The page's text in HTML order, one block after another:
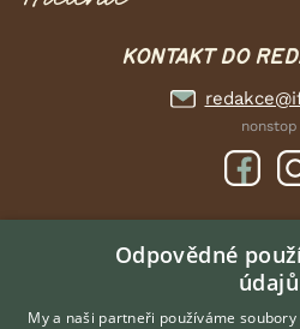
KONTAKT DO
nonstop
DOMOVSKÁ
INZERCE
DISKUSE
Odpovědné
údajů
My a naši partneři používáme